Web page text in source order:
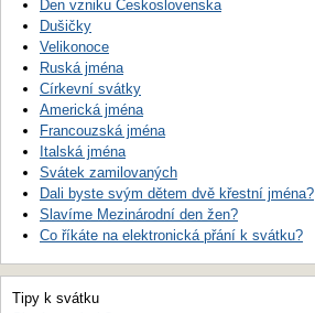
Den vzniku Československa
Dušičky
Velikonoce
Ruská jména
Církevní svátky
Americká jména
Francouzská jména
Italská jména
Svátek zamilovaných
Dali byste svým dětem dvě křestní jména?
Slavíme Mezinárodní den žen?
Co říkáte na elektronická přání k svátku?
Tipy k svátku